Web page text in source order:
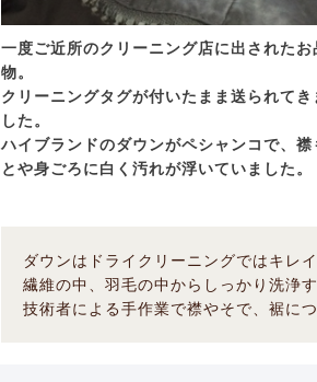
一度ご近所のクリーニング店に出されたお
物。
クリーニングタグが付いたまま送られてき
した。
ハイブランドのダウンがペシャンコで、襟
とや身ごろに白く汚れが浮いていました。
ダウンはドライクリーニングではキレ
繊維の中、羽毛の中からしっかり洗浄
技術者による手作業で襟やそで、裾に